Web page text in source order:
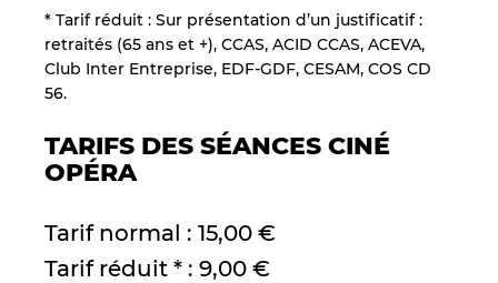
* Tarif réduit : Sur présentation d’un justificatif :
retraités (65 ans et +), CCAS, ACID CCAS, ACEVA,
Club Inter Entreprise, EDF-GDF, CESAM, COS CD
56.
TARIFS DES SÉANCES CINÉ
OPÉRA
Tarif normal : 15,00 €
Tarif réduit * : 9,00 €